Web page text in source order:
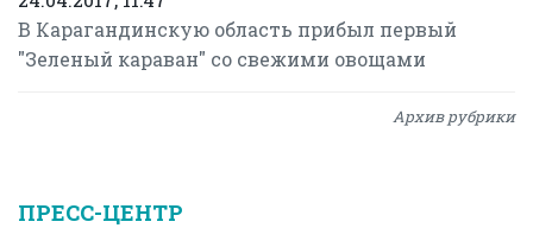
В Карагандинскую область прибыл первый
"Зеленый караван" со свежими овощами
Архив рубрики
ПРЕСС-ЦЕНТР